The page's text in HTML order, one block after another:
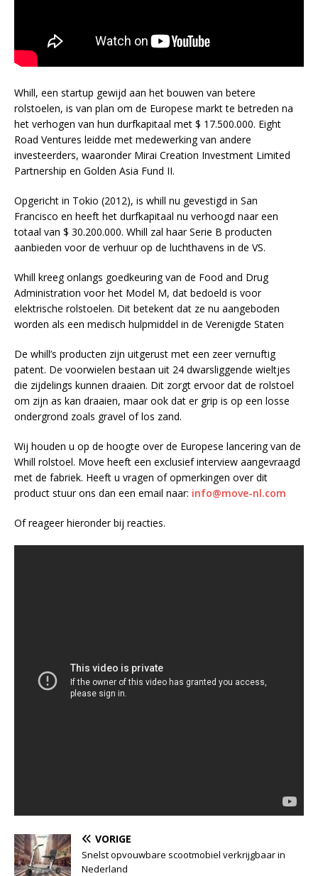
Whill, een startup gewijd aan het bouwen van betere
rolstoelen, is van plan om de Europese markt te betreden na
het verhogen van hun durfkapitaal met $ 17.500.000. Eight
Road Ventures leidde met medewerking van andere
investeerders, waaronder Mirai Creation Investment Limited
Partnership en Golden Asia Fund II.
Opgericht in Tokio (2012), is whill nu gevestigd in San
Francisco en heeft het durfkapitaal nu verhoogd naar een
totaal van $ 30.200.000. Whill zal haar Serie B producten
aanbieden voor de verhuur op de luchthavens in de VS.
Whill kreeg onlangs goedkeuring van de Food and Drug
Administration voor het Model M, dat bedoeld is voor
elektrische rolstoelen. Dit betekent dat ze nu aangeboden
worden als een medisch hulpmiddel in de Verenigde Staten
De whill’s producten zijn uitgerust met een zeer vernuftig
patent. De voorwielen bestaan uit 24 dwarsliggende wieltjes
die zijdelings kunnen draaien. Dit zorgt ervoor dat de rolstoel
om zijn as kan draaien, maar ook dat er grip is op een losse
ondergrond zoals gravel of los zand.
Wij houden u op de hoogte over de Europese lancering van de
Whill rolstoel. Move heeft een exclusief interview aangevraagd
met de fabriek. Heeft u vragen of opmerkingen over dit
product stuur ons dan een email naar: info@move-nl.com
Of reageer hieronder bij reacties.
VORIGE
Snelst opvouwbare scootmobiel verkrijgbaar in
Nederland